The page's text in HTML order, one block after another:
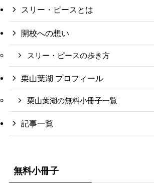
スリー・ピースとは
開校への想い
スリー・ピースの歩き方
栗山葉湖 プロフィール
栗山葉湖の無料小冊子一覧
記事一覧
無料小冊子